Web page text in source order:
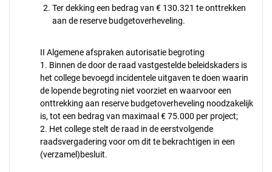
Ter dekking een bedrag van € 130.321 te onttrekken
aan de reserve budgetoverheveling.
II Algemene afspraken autorisatie begroting
1. Binnen de door de raad vastgestelde beleidskaders is
het college bevoegd incidentele uitgaven te doen waarin
de lopende begroting niet voorziet en waarvoor een
onttrekking aan reserve budgetoverheveling noodzakelijk
is, tot een bedrag van maximaal € 75.000 per project;
2. Het college stelt de raad in de eerstvolgende
raadsvergadering voor om dit te bekrachtigen in een
(verzamel)besluit.